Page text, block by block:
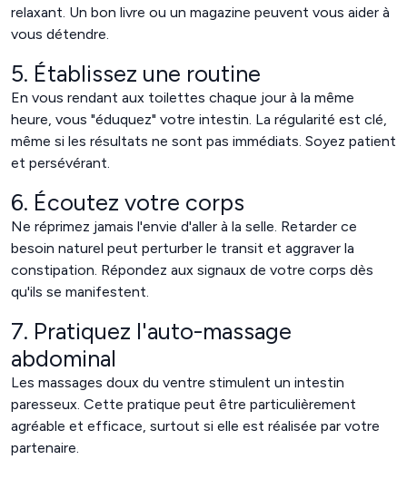
relaxant. Un bon livre ou un magazine peuvent vous aider à
vous détendre.
5. Établissez une routine
En vous rendant aux toilettes chaque jour à la même
heure, vous "éduquez" votre intestin. La régularité est clé,
même si les résultats ne sont pas immédiats. Soyez patient
et persévérant.
6. Écoutez votre corps
Ne réprimez jamais l'envie d'aller à la selle. Retarder ce
besoin naturel peut perturber le transit et aggraver la
constipation. Répondez aux signaux de votre corps dès
qu'ils se manifestent.
7. Pratiquez l'auto-massage
abdominal
Les massages doux du ventre stimulent un intestin
paresseux. Cette pratique peut être particulièrement
agréable et efficace, surtout si elle est réalisée par votre
partenaire.